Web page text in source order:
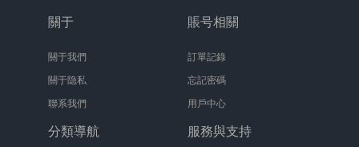
關于
關于我們
關于隐私
聯系我們
賬号相關
訂單記錄
忘記密碼
用戶中心
分類導航 服務與支持